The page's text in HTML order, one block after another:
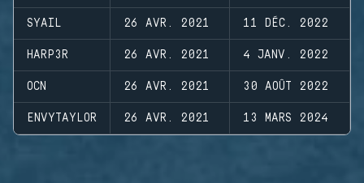
SYAIL 26 AVR. 2021 11 DÉC. 2022
HARP3R 26 AVR. 2021 4 JANV. 2022
OCN 26 AVR. 2021 30 AOÛT 2022
ENVYTAYLOR 26 AVR. 2021 13 MARS 2024